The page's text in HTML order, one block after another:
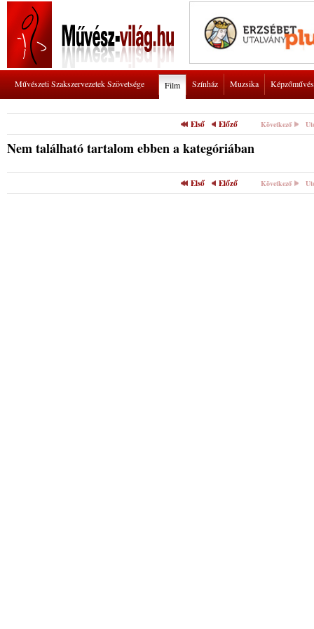
Művészeti Szakszervezetek Szövetsége Film Színház Muzsika
Első Előző Következő
Nem található tartalom ebben a kategóriában
Első Előző Következő